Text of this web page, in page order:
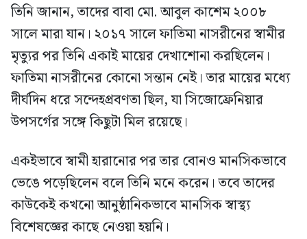
তিনি জানান, তাদের বাবা মো. আবুল কাশেম ২০০৮
সালে মারা যান। ২০১৭ সালে ফাতিমা নাসরীনের স্বামীর
মৃত্যুর পর তিনি একাই মায়ের দেখাশোনা করছিলেন।
ফাতিমা নাসরীনের কোনো সন্তান নেই। তার মায়ের মধ্যে
দীর্ঘদিন ধরে সন্দেহপ্রবণতা ছিল, যা সিজোফ্রেনিয়ার
উপসর্গের সঙ্গে কিছুটা মিল রয়েছে।
একইভাবে স্বামী হারানোর পর তার বোনও মানসিকভাবে
ভেঙে পড়েছিলেন বলে তিনি মনে করেন। তবে তাদের
কাউকেই কখনো আনুষ্ঠানিকভাবে মানসিক স্বাস্থ্য
বিশেষজ্ঞের কাছে নেওয়া হয়নি।